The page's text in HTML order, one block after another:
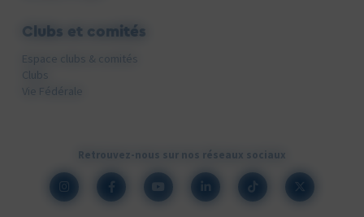
Clubs et comités
Espace clubs & comités
Clubs
Vie Fédérale
Retrouvez-nous sur nos réseaux sociaux